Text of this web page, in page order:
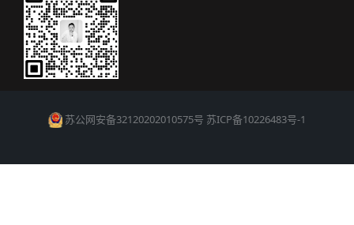
苏公网安备32120202010575号 苏ICP备10226483号-1